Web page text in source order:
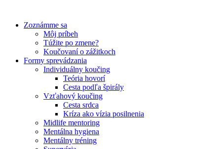
obsah
Zoznámme sa
Môj príbeh
Túžite po zmene?
Koučovaní o zážitkoch
Formy sprevádzania
Individuálny koučing
Teória hovorí
Cesta podľa špirály
Vzťahový koučing
Cesta srdca
Kríza ako vízia posilnenia
Midlife mentoring
Mentálna hygiena
Mentálny tréning